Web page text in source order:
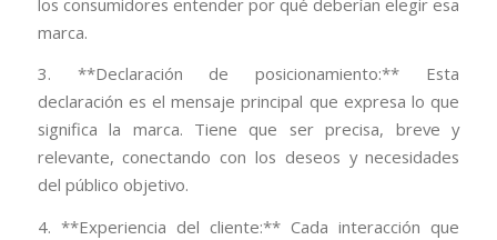
marca.
3. **Declaración de posicionamiento:** Esta
declaración es el mensaje principal que expresa lo que
significa la marca. Tiene que ser precisa, breve y
relevante, conectando con los deseos y necesidades
del público objetivo.
4. **Experiencia del cliente:** Cada interacción que